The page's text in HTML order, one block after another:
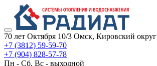
70 лет Октября 10/3 Омск, Кировский округ
+7 (3812) 59-59-70
+7 (904) 828-57-78
Пн - Сб, Вс - выходной